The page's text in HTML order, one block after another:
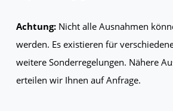
Achtung:Nicht alle Ausnahmen
werden. Es existieren für
weitere Sonderregelungen. Nähere
erteilen wir Ihnen auf Anfrage.